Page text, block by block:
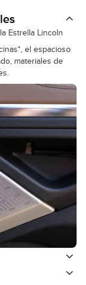
Estrella Lincoln
el espacioso
materiales de